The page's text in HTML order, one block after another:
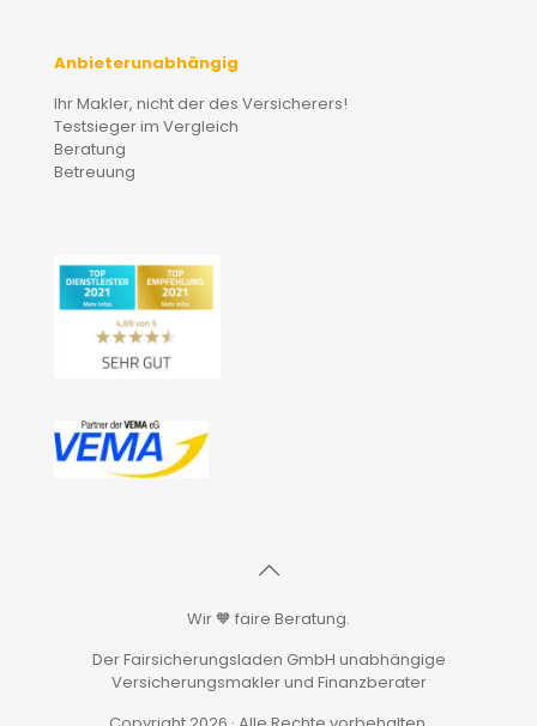
Anbieterunabhängig
Ihr Makler, nicht der des Versicherers!
Testsieger im Vergleich
Beratung
Betreuung
Wir 🧡 faire Beratung.
Der Fairsicherungsladen GmbH unabhängige
Versicherungsmakler und Finanzberater